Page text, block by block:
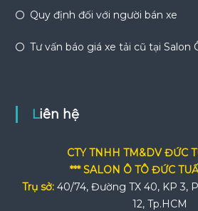
Quy định đối với người bán xe
Tư vấn báo giá xe tải cũ tại Salon
Liên hệ
CTY TNHH TM&DV ĐỨC
*** SALON Ô TÔ ĐỨC
Trụ sở: 40/74, Đường TX 40, KP 3,
12, Tp.HCM